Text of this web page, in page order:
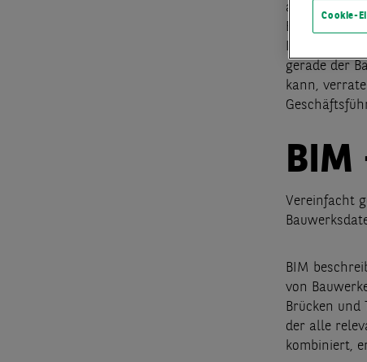
als
BIM, gilt
gerade der
kann,
BIM
Vereinfacht
BIM
von
Brücken und
der alle
kombiniert,
Cookie-